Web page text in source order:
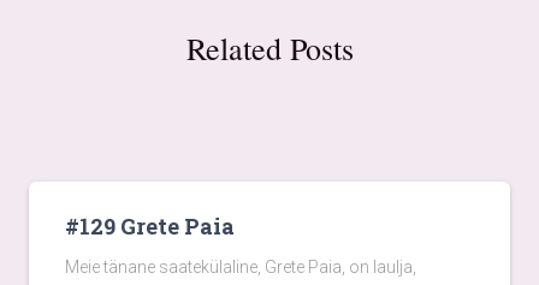
Related Posts
#129 Grete Paia
Meie tänane saatekülaline, Grete Paia, on laulja,